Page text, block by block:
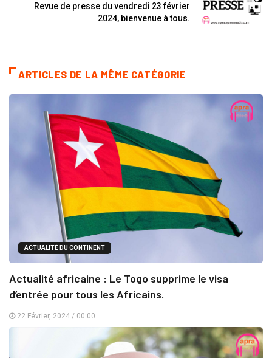
Revue de presse du vendredi 23 février
2024, bienvenue à tous.
ARTICLES DE LA MÊME CATÉGORIE
ACTUALITÉ DU CONTINENT
Actualité africaine : Le Togo supprime le visa
d’entrée pour tous les Africains.
22 Février, 2024 / 00:00